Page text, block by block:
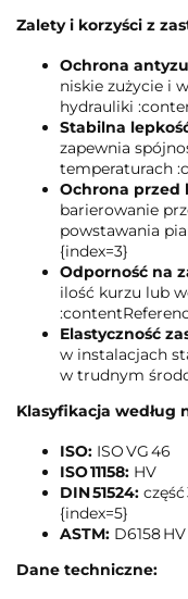
Zalety i korzyści z
Ochrona
niskie zużycie i
hydrauliki
Stabilna
zapewnia
temperaturach
Ochrona przed
barierowanie
powstawania
{index=3}
Odporność na
ilość kurzu lub
Elastyczność
w instalacjach
w trudnym
Klasyfikacja według
ISO: ISO VG 46
ISO 11158: HV
DIN 51524:
{index=5}
ASTM: D6158 HV
Dane techniczne: